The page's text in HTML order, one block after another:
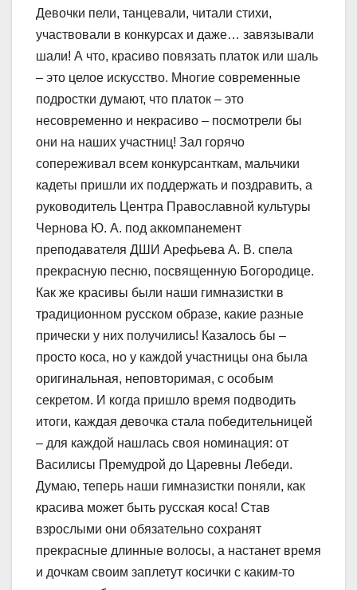
Девочки пели, танцевали, читали стихи,
участвовали в конкурсах и даже… завязывали
шали! А что, красиво повязать платок или шаль
– это целое искусство. Многие современные
подростки думают, что платок – это
несовременно и некрасиво – посмотрели бы
они на наших участниц! Зал горячо
сопереживал всем конкурсанткам, мальчики
кадеты пришли их поддержать и поздравить, а
руководитель Центра Православной культуры
Чернова Ю. А. под аккомпанемент
преподавателя ДШИ Арефьева А. В. спела
прекрасную песню, посвященную Богородице.
Как же красивы были наши гимназистки в
традиционном русском образе, какие разные
прически у них получились! Казалось бы –
просто коса, но у каждой участницы она была
оригинальная, неповторимая, с особым
секретом. И когда пришло время подводить
итоги, каждая девочка стала победительницей
– для каждой нашлась своя номинация: от
Василисы Премудрой до Царевны Лебеди.
Думаю, теперь наши гимназистки поняли, как
красива может быть русская коса! Став
взрослыми они обязательно сохранят
прекрасные длинные волосы, а настанет время
и дочкам своим заплетут косички с каким-то